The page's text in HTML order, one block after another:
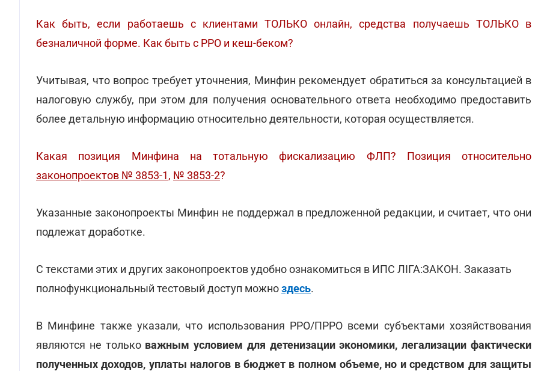
Как быть, если работаешь с клиентами ТОЛЬКО онлайн, средства получаешь ТОЛЬКО в
безналичной форме. Как быть с РРО и кеш-беком?
Учитывая, что вопрос требует уточнения, Минфин рекомендует обратиться за консультацией в
налоговую службу, при этом для получения основательного ответа необходимо предоставить
более детальную информацию относительно деятельности, которая осуществляется.
Какая позиция Минфина на тотальную фискализацию ФЛП? Позиция относительно
законопроектов № 3853-1, № 3853-2?
Указанные законопроекты Минфин не поддержал в предложенной редакции, и считает, что они
подлежат доработке.
С текстами этих и других законопроектов удобно ознакомиться в ИПС ЛІГА:ЗАКОН. Заказать
полнофункциональный тестовый доступ можноздесь.
В Минфине также указали, что использования РРО/ПРРО всеми субъектами хозяйствования
являются не тольковажным условием для детенизации экономики, легализации фактически
полученных доходов, уплаты налогов в бюджет в полном объеме, но и средством для защиты